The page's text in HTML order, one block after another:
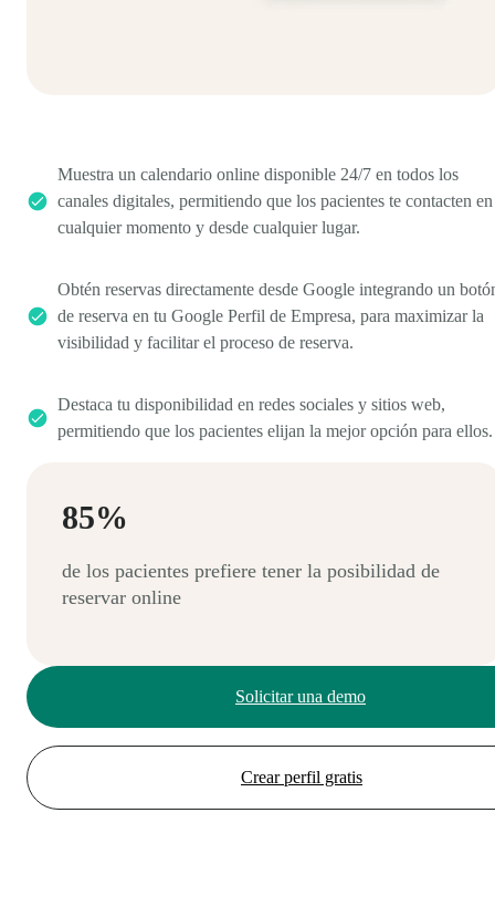
Muestra un calendario online disponible 24/7 en todos los
canales digitales, permitiendo que los pacientes te contacten en
cualquier momento y desde cualquier lugar.
Obtén reservas directamente desde Google integrando un
de reserva en tu Google Perfil de Empresa, para maximizar la
visibilidad y facilitar el proceso de reserva.
Destaca tu disponibilidad en redes sociales y sitios web,
permitiendo que los pacientes elijan la mejor opción para ellos.
85%
de los pacientes prefiere tener la posibilidad de
reservar online
Solicitar una demo
Crear perfil gratis